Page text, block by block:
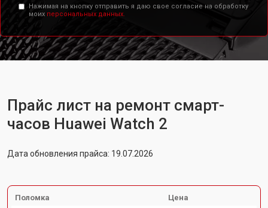
Нажимая на кнопку отправить я даю свое согласие на обработку
моих персональных данных.
Прайс лист на ремонт смарт-
часов Huawei Watch 2
Дата обновления прайса: 19.07.2026
Поломка Цена